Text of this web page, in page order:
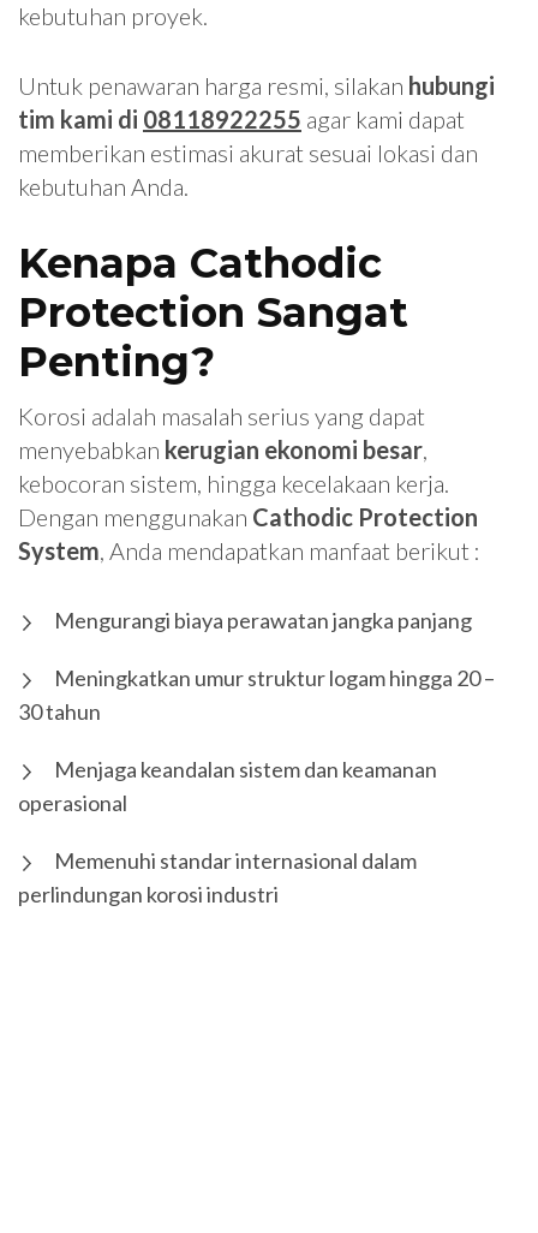
kebutuhan proyek.
Untuk penawaran harga resmi, silakan hubungi
tim kami di 08118922255 agar kami dapat
memberikan estimasi akurat sesuai lokasi dan
kebutuhan Anda.
Kenapa Cathodic
Protection Sangat
Penting?
Korosi adalah masalah serius yang dapat
menyebabkan kerugian ekonomi besar,
kebocoran sistem, hingga kecelakaan kerja.
Dengan menggunakan Cathodic Protection
System, Anda mendapatkan manfaat berikut :
Mengurangi biaya perawatan jangka panjang
Meningkatkan umur struktur logam hingga 20 –
30 tahun
Menjaga keandalan sistem dan keamanan
operasional
Memenuhi standar internasional dalam
perlindungan korosi industri